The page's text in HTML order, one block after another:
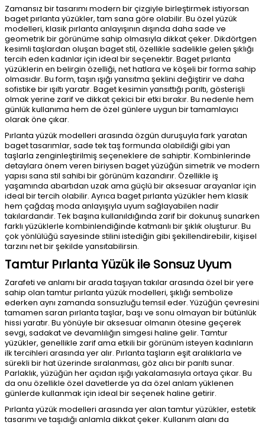
Zamansız bir tasarımı modern bir çizgiyle birleştirmek istiyorsan
baget pırlanta yüzükler, tam sana göre olabilir. Bu özel yüzük
modelleri, klasik pırlanta anlayışının dışında daha sade ve
geometrik bir görünüme sahip olmasıyla dikkat çeker. Dikdörtgen
kesimli taşlardan oluşan baget stil, özellikle sadelikle gelen şıklığı
tercih eden kadınlar için ideal bir seçenektir. Baget pırlanta
yüzüklerin en belirgin özelliği, net hatlara ve köşeli bir forma sahip
olmasıdır. Bu form, taşın ışığı yansıtma şeklini değiştirir ve daha
sofistike bir ışıltı yaratır. Baget kesimin yansıttığı parıltı, gösterişli
olmak yerine zarif ve dikkat çekici bir etki bırakır. Bu nedenle hem
günlük kullanıma hem de özel günlere uygun bir tamamlayıcı
olarak öne çıkar.
Pırlanta yüzük modelleri arasında özgün duruşuyla fark yaratan
baget tasarımlar, sade tek taş formunda olabildiği gibi yan
taşlarla zenginleştirilmiş seçeneklere de sahiptir. Kombinlerinde
detaylara önem veren biriysen baget yüzüğün simetrik ve modern
yapısı sana stil sahibi bir görünüm kazandırır. Özellikle iş
yaşamında abartıdan uzak ama güçlü bir aksesuar arayanlar için
ideal bir tercih olabilir. Ayrıca baget pırlanta yüzükler hem klasik
hem çağdaş moda anlayışıyla uyum sağlayabilen nadir
takılardandır. Tek başına kullanıldığında zarif bir dokunuş sunarken
farklı yüzüklerle kombinlendiğinde katmanlı bir şıklık oluşturur. Bu
çok yönlülüğü sayesinde stilini istediğin gibi şekillendirebilir, kişisel
tarzını net bir şekilde yansıtabilirsin.
Tamtur Pırlanta Yüzük ile Sonsuz Uyum
Zarafeti ve anlamı bir arada taşıyan takılar arasında özel bir yere
sahip olan tamtur pırlanta yüzük modelleri, şıklığı sembolize
ederken aynı zamanda sonsuzluğu temsil eder. Yüzüğün çevresini
tamamen saran pırlanta taşlar, başı ve sonu olmayan bir bütünlük
hissi yaratır. Bu yönüyle bir aksesuar olmanın ötesine geçerek
sevgi, sadakat ve devamlılığın simgesi haline gelir. Tamtur
yüzükler, genellikle zarif ama etkili bir görünüm isteyen kadınların
ilk tercihleri arasında yer alır. Pırlanta taşların eşit aralıklarla ve
sürekli bir hat üzerinde sıralanması, göz alıcı bir parıltı sunar.
Parlaklık, yüzüğün her açıdan ışığı yakalamasıyla ortaya çıkar. Bu
da onu özellikle özel davetlerde ya da özel anlam yüklenen
günlerde kullanmak için ideal bir seçenek haline getirir.
Pırlanta yüzük modelleri arasında yer alan tamtur yüzükler, estetik
tasarımı ve taşıdığı anlamla dikkat çeker. Kullanım alanı da